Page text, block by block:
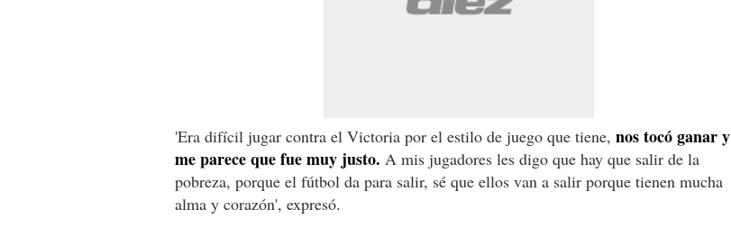
'Era difícil jugar contra el Victoria por el estilo de juego que tiene, nos tocó ganar y
me parece que fue muy justo. A mis jugadores les digo que hay que salir de la
pobreza, porque el fútbol da para salir, sé que ellos van a salir porque tienen mucha
alma y corazón', expresó.